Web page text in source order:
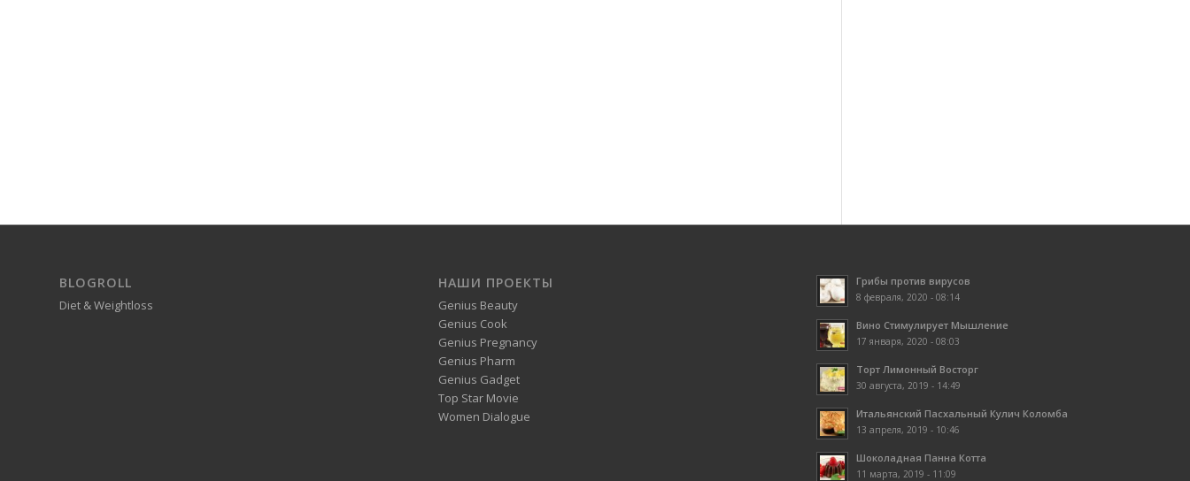
BLOGROLL
Diet & Weightloss
НАШИ ПРОЕКТЫ
Genius Beauty
Genius Cook
Genius Pregnancy
Genius Pharm
Genius Gadget
Top Star Movie
Women Dialogue
Грибы против вирусов
8 февраля, 2020 - 08:14
Вино Стимулирует Мышление
17 января, 2020 - 08:03
Торт Лимонный Восторг
30 августа, 2019 - 14:49
Итальянский Пасхальный Кулич Коломба
13 апреля, 2019 - 10:46
Шоколадная Панна Котта
11 марта, 2019 - 11:09